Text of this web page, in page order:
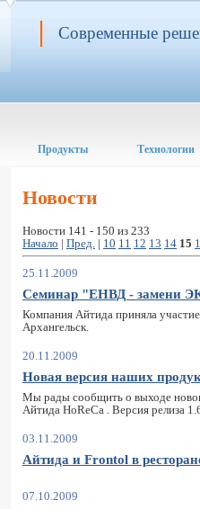
Современные
Продукты Технологии
Новости
Новости 141 - 150 из 233
Начало | Пред. | 10 11 12 13 14 15
25.11.2009
Семинар "ЕНВД - замени
Компания Айтида приняла
Архангельск.
20.11.2009
Новая версия наших
Мы рады сообщить о выходе
Айтида HoReCa . Версия релиза
03.11.2009
Айтида и Frontol в
07.10.2009